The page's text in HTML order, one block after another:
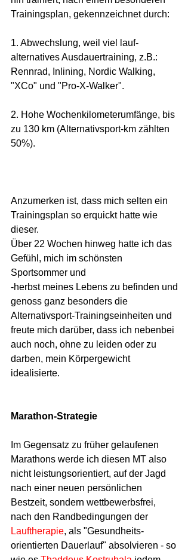
Trainingsplan, gekennzeichnet durch:
1. Abwechslung, weil viel lauf-
alternatives Ausdauertraining, z.B.:
Rennrad, Inlining, Nordic Walking,
"XCo" und "Pro-X-Walker".
2. Hohe Wochenkilometerumfänge, bis
zu 130 km (Alternativsport-km zählten
50%).
Anzumerken ist, dass mich selten ein
Trainingsplan so erquickt hatte wie
dieser.
Über 22 Wochen hinweg hatte ich das
Gefühl, mich im schönsten
Sportsommer und
-herbst meines Lebens zu befinden und
genoss ganz besonders die
Alternativsport-Trainingseinheiten und
freute mich darüber, dass ich nebenbei
auch noch, ohne zu leiden oder zu
darben, mein Körpergewicht
idealisierte.
Marathon-Strategie
Im Gegensatz zu früher gelaufenen
Marathons werde ich diesen MT also
nicht leistungsorientiert, auf der Jagd
nach einer neuen persönlichen
Bestzeit, sondern wettbewerbsfrei,
nach den Randbedingungen der
Lauftherapie, als "Gesundheits-
orientierten Dauerlauf" absolvieren - so